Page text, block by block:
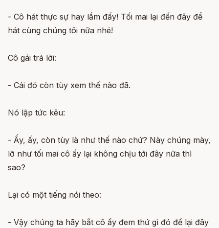
- Cô hát thực sự hay lắm đấy! Tối mai lại đến đây để
hát cùng chúng tôi nữa nhé!
Cô gái trả lời:
- Cái đó còn tùy xem thế nào đã.
Nó lập tức kêu:
- Ấy, ấy, còn tùy là như thế nào chứ? Này chúng mày,
lỡ như tối mai cô ấy lại không chịu tới đây nữa thì
sao?
Lại có một tiếng nói theo:
- Vậy chúng ta hãy bắt cô ấy đem thứ gì đó để lại đây